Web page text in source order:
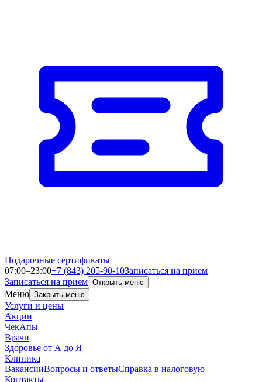
Подарочные сертификаты
07:00–23:00+7 (843) 205-90-10Записаться на прием
Записаться на прием Открыть меню
Меню Закрыть меню
Услуги и цены
Акции
ЧекАпы
Врачи
Здоровье от А до Я
Клиника
ВакансииВопросы и ответыСправка в налоговую
Контакты